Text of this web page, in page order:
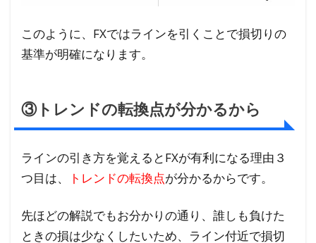
このように、FXではラインを引くことで損切りの
基準が明確になります。
③トレンドの転換点が分かるから
ラインの引き方を覚えるとFXが有利になる理由３
つ目は、
トレンドの転換点が分かるからです。
先ほどの解説でもお分かりの通り、誰しも負けた
ときの損は少なくしたいため、ライン付近で損切